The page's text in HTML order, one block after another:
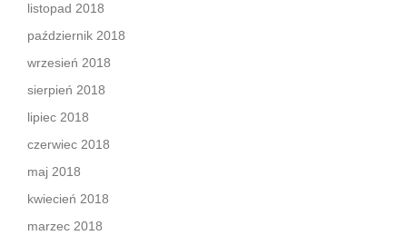
listopad 2018
październik 2018
wrzesień 2018
sierpień 2018
lipiec 2018
czerwiec 2018
maj 2018
kwiecień 2018
marzec 2018